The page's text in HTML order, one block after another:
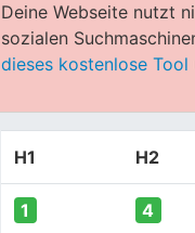
Deine Webseite nutzt
sozialen
dieses kostenlose Tool
H1 H2
1 4